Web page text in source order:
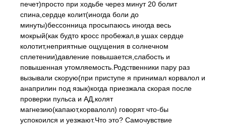
печет)просто при ходьбе через минут 20 болит
спина,сердце колит(иногда боли до
минуты)бессонница просыпаюсь иногда весь
мокрый(как будто кросс пробежал,в ушах сердце
колотит,неприятные ощущения в солнечном
сплетении)давление повышается,слабость и
повышенная утомляемость.Родственники пару раз
вызывали скорую(при приступе я принимал корвалол и
анаприлин под язык)когда приезжала скорая после
проверки пульса и АД,колят
магнезию(капают,корвалолл) говорят что-бы
успокоился и уезжают.Что это? Самочувствие